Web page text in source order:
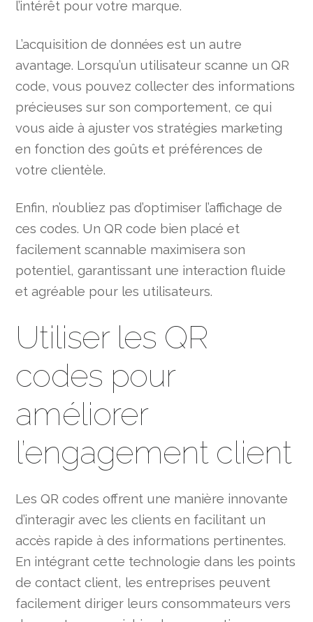
l’intérêt pour votre marque.
L’acquisition de données est un autre
avantage. Lorsqu’un utilisateur scanne un QR
code, vous pouvez collecter des informations
précieuses sur son comportement, ce qui
vous aide à ajuster vos stratégies marketing
en fonction des goûts et préférences de
votre clientèle.
Enfin, n’oubliez pas d’optimiser l’affichage de
ces codes. Un QR code bien placé et
facilement scannable maximisera son
potentiel, garantissant une interaction fluide
et agréable pour les utilisateurs.
Utiliser les QR
codes pour
améliorer
l’engagement client
Les QR codes offrent une manière innovante
d’interagir avec les clients en facilitant un
accès rapide à des informations pertinentes.
En intégrant cette technologie dans les points
de contact client, les entreprises peuvent
facilement diriger leurs consommateurs vers